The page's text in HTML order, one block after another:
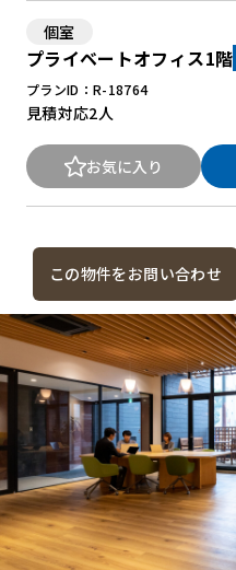
個室
プライベートオフィス1階
プランID：R-18764
見積対応2人
お気に入り
この物件をお問い合わせ